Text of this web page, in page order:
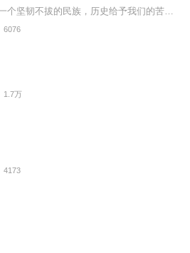
6076
1.7万
4173